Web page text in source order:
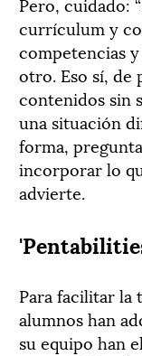
currículum y
competencias
otro. Eso sí, de
contenidos sin
una situación
forma,
incorporar lo
advierte.
Para facilitar la
alumnos han
su equipo han